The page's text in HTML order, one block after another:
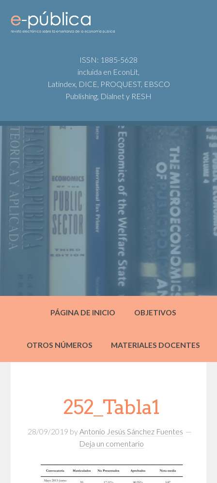
ISSN: 1885-5628
incluida en EconLit,
Latindex, DICE, PROQUEST, EBSCO
Publishing, Dialnet y RESH
PÁGINA DE INICIO OBJETIVOS
OTROS NÚMEROS MATERIALES DOCENTES
252_Tabla1
28/09/2019 by Antonio Jesús Sánchez Fuentes
Deja un comentario